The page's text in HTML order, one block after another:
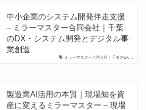
ミラーマスター合同会社｜千葉のDX…
中小企業のシステム開発伴走支援
– ミラーマスター合同会社｜千葉
のDX・システム開発とデジタル事
業創造
製造業AI活用の本質｜現場知を資
産に変えるミラーマスター – 現場